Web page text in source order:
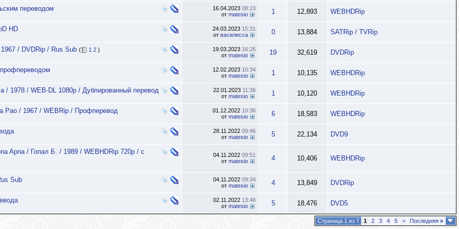
переводом 16.04.2023 08:23
от matesio 1 12,893 WEBHDRip
HD 24.03.2023 15:31
от василисса 0 13,884 SATRip / TVRip
/ DVDRip / Rus Sub ( 1 2 ) 19.03.2023 16:26
от matesio 19 32,619 DVDRip
12.02.2023 10:34
от matesio 1 10,135 WEBHDRip
1978 / WEB-DL 1080p / Дублированный перевод 22.01.2023 11:36
от matesio 1 10,120 WEBHDRip
Рао / 1967 / WEBRip / Профперевод 01.12.2022 10:36
от matesio 6 18,583 WEBHDRip
28.11.2022 09:46
от matesio 5 22,134 DVD9
Apna / Гопал Б. / 1989 / WEBHDRip 720p / с 04.11.2022 09:51
от matesio 4 10,406 WEBHDRip
Sub 04.11.2022 09:34
от matesio 4 13,849 DVDRip
02.11.2022 13:46
от matesio 5 18,476 DVD5
Страница 1 из 7 1 2 3 4 5 > Последняя »